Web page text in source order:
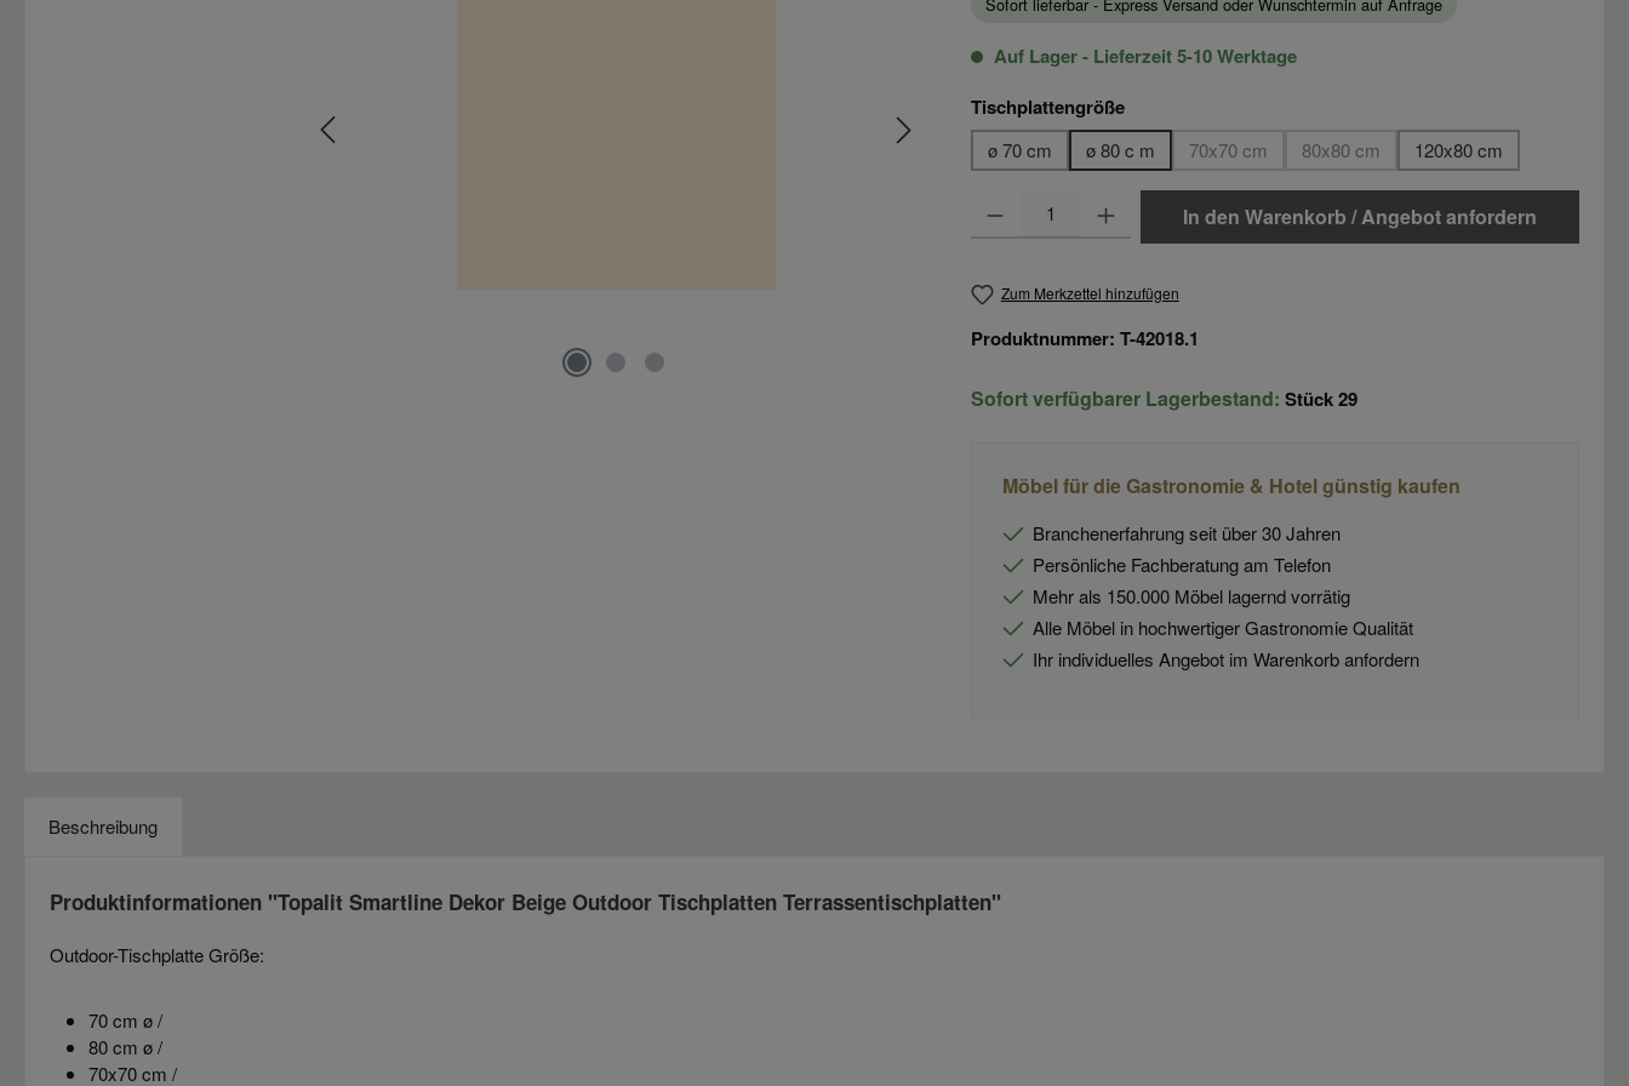
Sofort lieferbar - Express Versand oder Wunschtermin auf Anfrage
Auf Lager - Lieferzeit 5-10 Werktage
Tischplattengrößeauswählen
ø 70 cm ø 80 c m 70x70 cm
(Diese Option ist zurzeit nicht verfügbar.)
80x80 cm
(Diese Option ist zurzeit nicht verfügbar.)
120x80 cm
Produkt Anzahl: Gib den gewünschten Wert ein oder benutze die Schaltflächen um
In den Warenkorb / Angebot anfordern
Zum Merkzettel hinzufügen
Produktnummer: T-42018.1
Sofort verfügbarer Lagerbestand: Stück29
Möbel für die Gastronomie & Hotel günstig kaufen
Branchenerfahrung seit über 30 Jahren
Persönliche Fachberatung am Telefon
Mehr als 150.000 Möbel lagernd vorrätig
Alle Möbel in hochwertiger Gastronomie Qualität
Ihr individuelles Angebot im Warenkorb anfordern
Beschreibung
Produktinformationen "Topalit Smartline Dekor Beige Outdoor Tischplatten Terrassentischplatten"
Outdoor-Tischplatte Größe:
70 cm ø /
80 cm ø /
70x70 cm /